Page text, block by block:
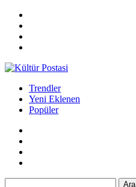
Trendler
Yeni Eklenen
Popüler
Ara